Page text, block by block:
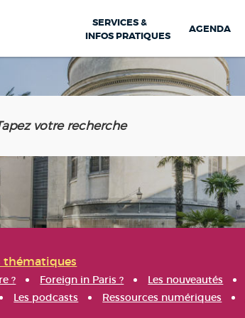
SERVICES &
INFOS PRATIQUES
AGENDA
thématiques
? Foreign in Paris ? Les nouveautés
Les podcasts Ressources numériques